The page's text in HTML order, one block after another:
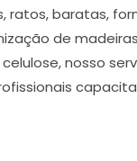
ratos, baratas,
de
nosso